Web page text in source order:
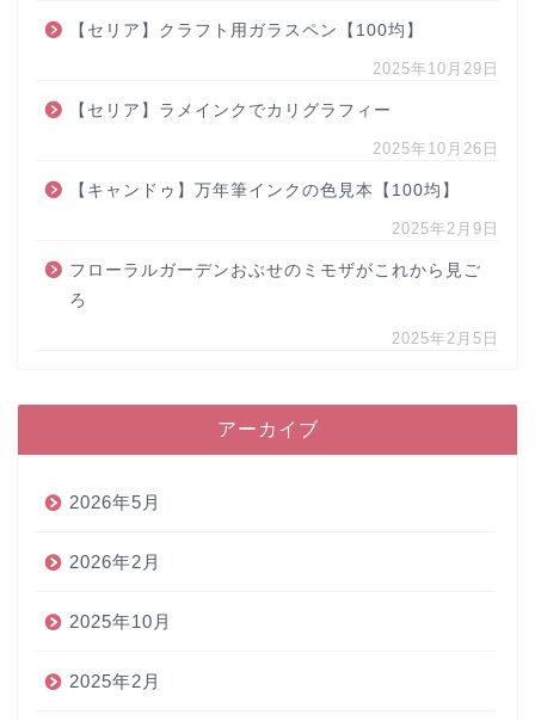
【セリア】クラフト用ガラスペン【100均】
2025年10月29日
【セリア】ラメインクでカリグラフィー
2025年10月26日
【キャンドゥ】万年筆インクの色見本【100均】
2025年2月9日
フローラルガーデンおぶせのミモザがこれから見ご
ろ
2025年2月5日
アーカイブ
2026年5月
2026年2月
2025年10月
2025年2月